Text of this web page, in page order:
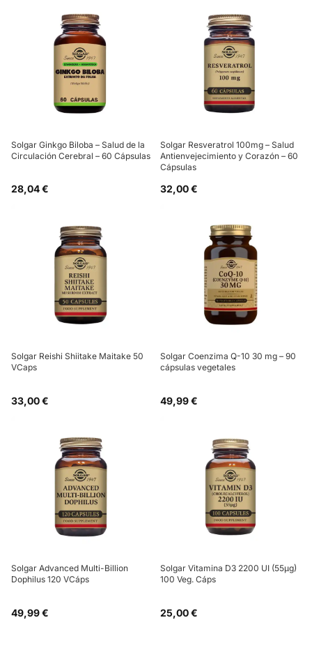
Solgar Ginkgo Biloba – Salud de la
Circulación Cerebral – 60 Cápsulas
28,04 €
Solgar Resveratrol 100mg – Salud
Antienvejecimiento y Corazón – 60
Cápsulas
32,00 €
Solgar Reishi Shiitake Maitake 50
VCaps
33,00 €
Solgar Coenzima Q-10 30 mg – 90
cápsulas vegetales
49,99 €
Solgar Advanced Multi-Billion
Dophilus 120 VCáps
49,99 €
Solgar Vitamina D3 2200 UI (55µg)
100 Veg. Cáps
25,00 €